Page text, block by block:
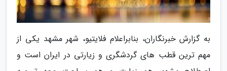
به گزارش خبرنگاران، بنابراعلام فلایتیو، شهر مشهد یکی از
مهم ترین قطب های گردشگری و زیارتی در ایران است و